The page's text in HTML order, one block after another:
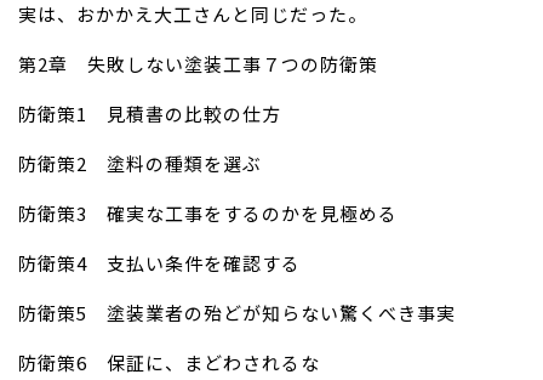
実は、おかかえ大工さんと同じだった。
第2章 失敗しない塗装工事７つの防衛策
防衛策1 見積書の比較の仕方
防衛策2 塗料の種類を選ぶ
防衛策3 確実な工事をするのかを見極める
防衛策4 支払い条件を確認する
防衛策5 塗装業者の殆どが知らない驚くべき事実
防衛策6 保証に、まどわされるな